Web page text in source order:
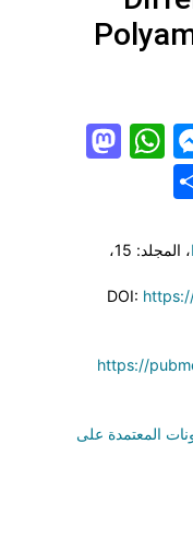
Share
، المجلد: 15
،
DOI:
https://
المعتمدة على